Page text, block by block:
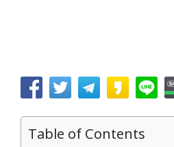
Table of Contents